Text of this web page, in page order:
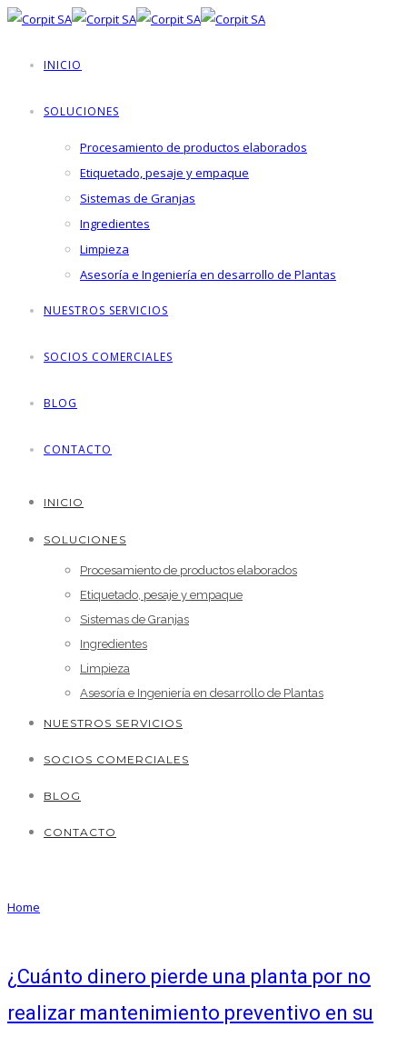
INICIO
SOLUCIONES
Procesamiento de productos elaborados
Etiquetado, pesaje y empaque
Sistemas de Granjas
Ingredientes
Limpieza
Asesoría e Ingeniería en desarrollo de Plantas
NUESTROS SERVICIOS
SOCIOS COMERCIALES
BLOG
CONTACTO
INICIO
SOLUCIONES
Procesamiento de productos elaborados
Etiquetado, pesaje y empaque
Sistemas de Granjas
Ingredientes
Limpieza
Asesoría e Ingeniería en desarrollo de Plantas
NUESTROS SERVICIOS
SOCIOS COMERCIALES
BLOG
CONTACTO
Home
¿Cuánto dinero pierde una planta por no
realizar mantenimiento preventivo en su